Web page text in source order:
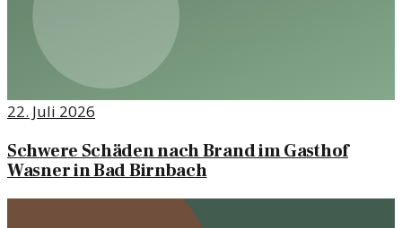
22. Juli 2026
Schwere Schäden nach Brand im Gasthof
Wasner in Bad Birnbach